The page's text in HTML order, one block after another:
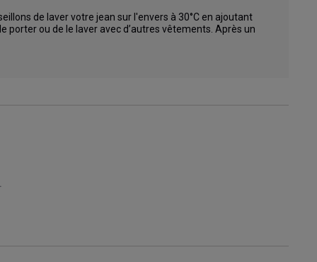
de laver votre jean sur l'envers à 30°C en ajoutant
porter ou de le laver avec d’autres vêtements. Après un